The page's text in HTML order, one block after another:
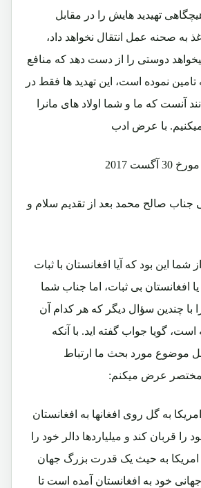
تهیدید هایش را در مقابل
به صحنه عمل انتقال نخواهد داد،
دوستی را از دست دهد که منافع
تامین نموده است، این تهدید ها فقط در
آنست که ما و شما اولاد های مانرا
میکنیم. با عرض ادب
2017
جناب صالح محمد بعد از تقدیم سلام و
این بود که آیا افغانستان با ثبات
افغانستان بی ثبات، اما جناب شما
با چندین سؤال دیگر که هر کدام آن
گویا جواب گفته اید. با آنکه
موضوع مورد بحث ما ارتباط
مختصر عرض میکنم:
به گل روی افغانها به افغانستان
را قربان کند و میلیاردها دالر خود را
امریکا به حیث یک قدرت بزرگ جهان
خود به افغانستان آمده است تا